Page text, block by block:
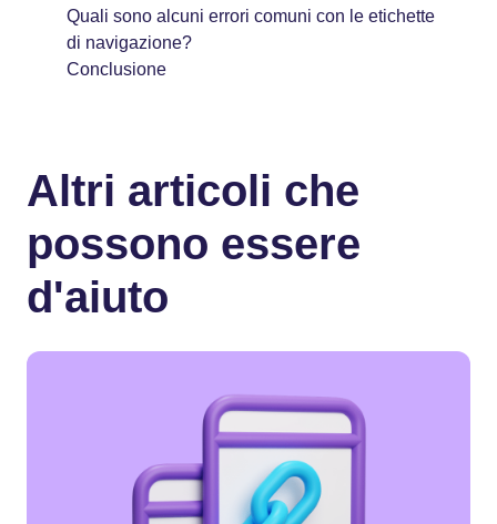
Quali sono alcuni errori comuni con le etichette
di navigazione?
Conclusione
Altri articoli che
possono essere
d'aiuto